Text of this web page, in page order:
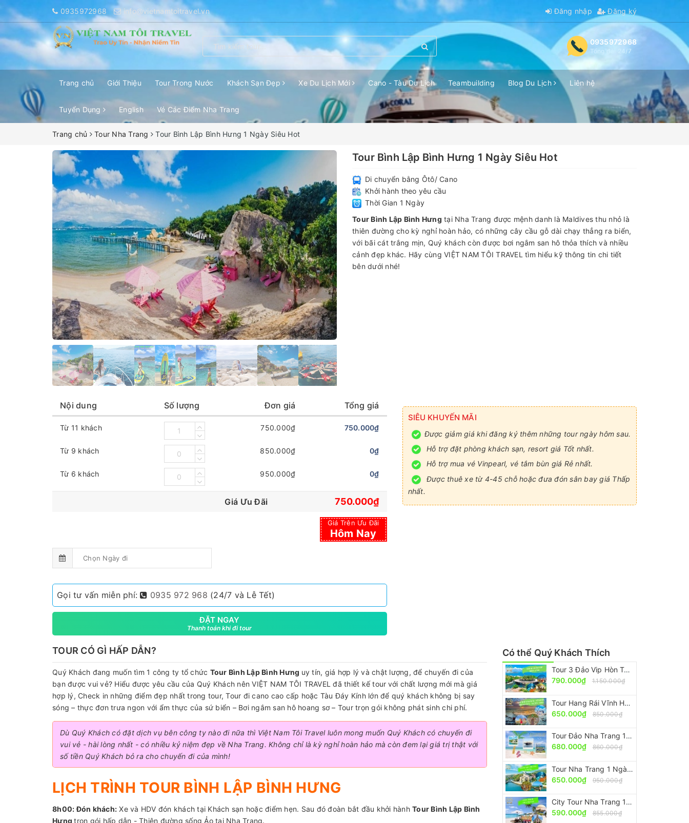
0935972968 info@vietnamtoitravel.vn Đăng nhập Đăng ký
0935972968
Tổng đài 24/7
Trang chủ Giới Thiệu Tour Trong Nước Khách Sạn Đẹp Xe Du Lịch Mới Cano - Tàu Du Lịch Teambuilding Blog Du Lịch Liên hệ
Tuyển Dụng English Vé Các Điểm Nha Trang
Trang chủ Tour Nha Trang Tour Bình Lập Bình Hưng 1 Ngày Siêu Hot
Tour Bình Lập Bình Hưng 1 Ngày Siêu Hot
Di chuyển bằng Ôtô/ Cano
Khởi hành theo yêu cầu
Thời Gian 1 Ngày
Tour Bình Lập Bình Hưng tại Nha Trang được mệnh danh là Maldives thu nhỏ là
thiên đường cho kỳ nghỉ hoàn hảo, có những cây cầu gỗ dài chạy thẳng ra biển,
với bãi cát trắng mịn, Quý khách còn được bơi ngắm san hô thỏa thích và nhiều
cảnh đẹp khác. Hãy cùng VIỆT NAM TÔI TRAVEL tìm hiểu kỹ thông tin chi tiết
bên dưới nhé!
Nội dung Số lượng Đơn giá Tổng giá
Từ 11 khách 750.000₫ 750.000₫
Từ 9 khách 850.000₫ 0₫
Từ 6 khách 950.000₫ 0₫
Giá Ưu Đãi 750.000₫
Giá Trên Ưu Đãi
Hôm Nay
Gọi tư vấn miễn phí: 0935 972 968 (24/7 và Lễ Tết)
ĐẶT NGAY
Thanh toán khi đi tour
SIÊU KHUYẾN MÃI
Được giảm giá khi đăng ký thêm những tour ngày hôm sau.
Hỗ trợ đặt phòng khách sạn, resort giá Tốt nhất.
Hỗ trợ mua vé Vinpearl, vé tắm bùn giá Rẻ nhất.
Được thuê xe từ 4-45 chỗ hoặc đưa đón sân bay giá Thấp
nhất.
TOUR CÓ GÌ HẤP DẪN?
Quý Khách đang muốn tìm 1 công ty tổ chức Tour Bình Lập Bình Hưng uy tín, giá hợp lý và chật lượng, để chuyến đi của
bạn được vui vẻ? Hiểu được yêu cầu của Quý Khách nên VIỆT NAM TÔI TRAVEL đã thiết kế tour với chất lượng mới mà giá
hợp lý, Check in những điểm đẹp nhất trong tour, Tour đi cano cao cấp hoặc Tàu Đáy Kính lớn để quý khách không bị say
sóng – thực đơn trưa ngon với ẩm thực của sứ biển – Bơi ngắm san hô hoang sơ – Tour trọn gói không phát sinh chi phí.
Dù Quý Khách có đặt dịch vụ bên công ty nào đi nữa thì Việt Nam Tôi Travel luôn mong muốn Quý Khách có chuyến đi
vui vẻ - hài lòng nhất - có nhiều kỷ niệm đẹp về Nha Trang. Không chỉ là kỳ nghỉ hoàn hảo mà còn đem lại giá trị thật với
số tiền Quý Khách bỏ ra cho chuyến đi của mình!
LỊCH TRÌNH TOUR BÌNH LẬP BÌNH HƯNG
8h00: Đón khách: Xe và HDV đón khách tại Khách sạn hoặc điểm hẹn. Sau đó đoàn bắt đầu khởi hành Tour Bình Lập Bình
Hưngtrọn gói hấp dẫn - Thiên đường sống Ảo tại Nha Trang.
Có thể Quý Khách Thích
Tour 3 Đảo Vip Hòn Tằm Nha Trang [Trọn Gói – Ưu Đãi 30%]
790.000₫
1.150.000₫
Tour Hang Rái Vĩnh Hy - Vườn Nho - Đồng Cừu [ ĐẸP-RẺ-CHẤT]
650.000₫
850.000₫
Tour Đảo Nha Trang 1 Ngày Nên Đi Nhất [Trọn Gói – Ưu Đãi 30%]
680.000₫
860.000₫
Tour Nha Trang 1 Ngày Nổi Tiếng - Nên Đi Nhất [Ưu Đãi 30%]
650.000₫
950.000₫
City Tour Nha Trang 1 Ngày [Giá Rẻ - Chất Lượng - Giảm 30%]
590.000₫
855.000₫